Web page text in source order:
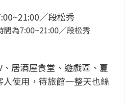
間為7:00~21:00／段松秀
居酒屋食堂、遊戲區、夏
使用，待旅館一整天也絲